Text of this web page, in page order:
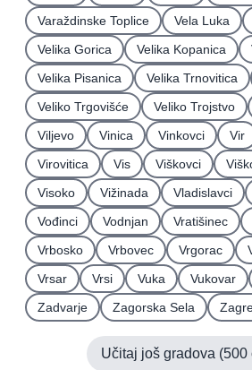
Varaždinske Toplice
Vela Luka
Velika Gorica
Velika Kopanica
Velika Pisanica
Velika Trnovitica
Veliko Trgovišće
Veliko Trojstvo
Viljevo
Vinica Vinkovci Vir
Virovitica
Vis Viškovci
Visoko
Vižinada Vladislavci
Vođinci
Vodnjan Vratišinec
Vrbosko
Vrbovec Vrgorac
Vrsar
Vrsi Vuka Vukovar
Zadvarje
Zagorska Sela
Učitaj još gradova (500